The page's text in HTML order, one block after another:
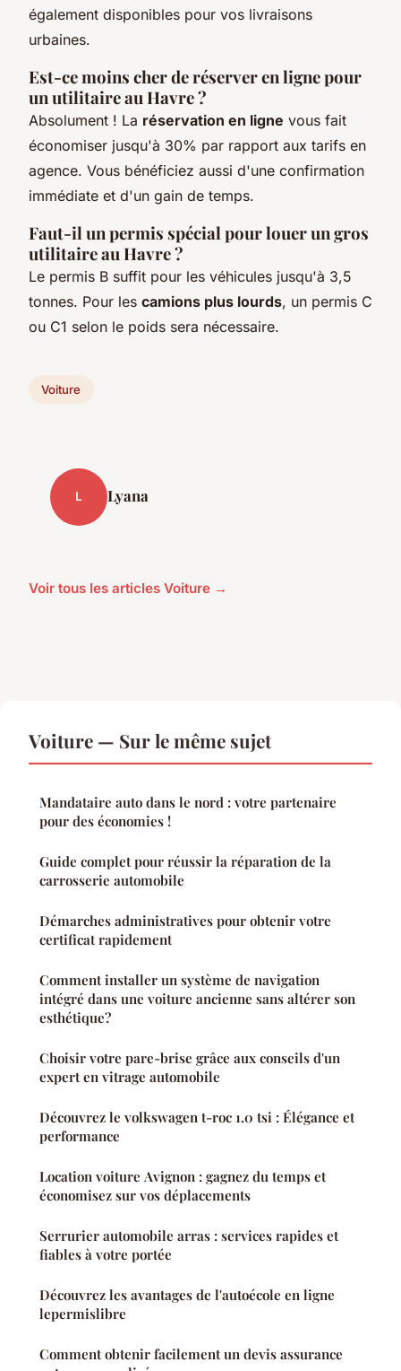
également disponibles pour vos livraisons
urbaines.
Est-ce moins cher de réserver en ligne pour
un utilitaire au Havre ?
Absolument ! La réservation en ligne vous fait
économiser jusqu'à 30% par rapport aux tarifs en
agence. Vous bénéficiez aussi d'une confirmation
immédiate et d'un gain de temps.
Faut-il un permis spécial pour louer un gros
utilitaire au Havre ?
Le permis B suffit pour les véhicules jusqu'à 3,5
tonnes. Pour les camions plus lourds, un permis C
ou C1 selon le poids sera nécessaire.
Voiture
L Lyana
Voir tous les articles Voiture →
Voiture — Sur le même sujet
Mandataire auto dans le nord : votre partenaire
pour des économies !
Guide complet pour réussir la réparation de la
carrosserie automobile
Démarches administratives pour obtenir votre
certificat rapidement
Comment installer un système de navigation
intégré dans une voiture ancienne sans altérer son
esthétique?
Choisir votre pare-brise grâce aux conseils d'un
expert en vitrage automobile
Découvrez le volkswagen t-roc 1.0 tsi : Élégance et
performance
Location voiture Avignon : gagnez du temps et
économisez sur vos déplacements
Serrurier automobile arras : services rapides et
fiables à votre portée
Découvrez les avantages de l'autoécole en ligne
lepermislibre
Comment obtenir facilement un devis assurance